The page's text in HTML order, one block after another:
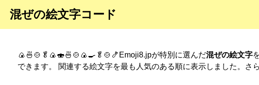
混ぜの絵文字コード
🍙🍜🍲🥬🍙🍣🍜🍲🍙🍳🥬🍲🍤Emoji8.jpが特別に選んだ混ぜの絵文字
できます。 関連する絵文字を最も人気のある順に表示しました。